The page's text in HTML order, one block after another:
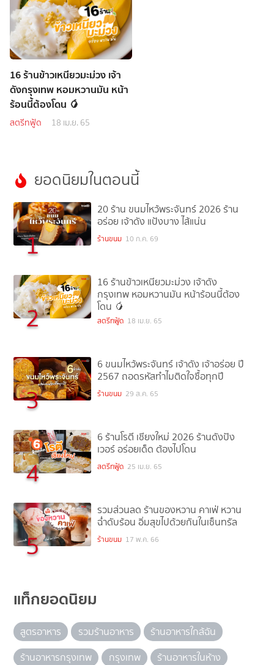
16 ร้านข้าวเหนียวมะม่วง เจ้า
ดังกรุงเทพ หอมหวานมัน หน้า
ร้อนนี้ต้องโดน 🥭
สตรีทฟู้ด 18 เม.ย. 65
ยอดนิยมในตอนนี้
1
20 ร้าน ขนมไหว้พระจันทร์ 2026 ร้าน
อร่อย เจ้าดัง แป้งบาง ไส้แน่น
ร้านขนม 10 ก.ค. 69
2
16 ร้านข้าวเหนียวมะม่วง เจ้าดัง
กรุงเทพ หอมหวานมัน หน้าร้อนนี้ต้อง
โดน 🥭
สตรีทฟู้ด 18 เม.ย. 65
3
6 ขนมไหว้พระจันทร์ เจ้าดัง เจ้าอร่อย ปี
2567 ถอดรหัสทำไมติดใจซื้อทุกปี
ร้านขนม 29 ส.ค. 65
4
6 ร้านโรตี เชียงใหม่ 2026 ร้านดังปัง
เวอร์ อร่อยเด็ด ต้องไปโดน
สตรีทฟู้ด 25 เม.ย. 65
5
รวมส่วนลด ร้านของหวาน คาเฟ่ หวาน
ฉ่ำดับร้อน อิ่มสุขไปด้วยกันในเซ็นทรัล
ร้านขนม 17 พ.ค. 66
แท็กยอดนิยม
สูตรอาหาร รวมร้านอาหาร
ร้านอาหารใกล้ฉัน
ร้านอาหารกรุงเทพ
กรุงเทพ
ร้านอาหารในห้าง